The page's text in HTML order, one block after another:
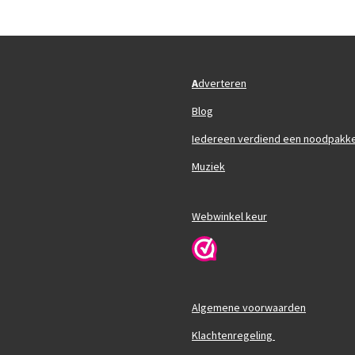
Adverteren
Blog
Iedereen verdiend een
Muziek
Webwinkel keur
Algemene voorwaarden
Klachtenregeling